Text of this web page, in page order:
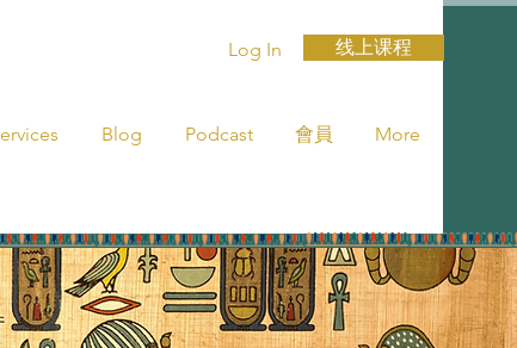
Log In 线上课程
Blog Podcast 會員 More